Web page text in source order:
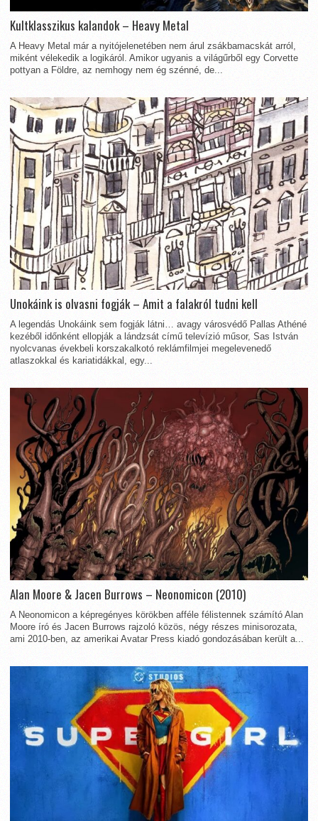
Kultklasszikus kalandok – Heavy Metal
A Heavy Metal már a nyitójelenetében nem árul zsákbamacskát arról,
miként vélekedik a logikáról. Amikor ugyanis a világűrből egy Corvette
pottyan a Földre, az nemhogy nem ég szénné, de...
Unokáink is olvasni fogják – Amit a falakról tudni kell
A legendás Unokáink sem fogják látni… avagy városvédő Pallas Athéné
kezéből időnként ellopják a lándzsát című televízió műsor, Sas István
nyolcvanas évekbeli korszakalkotó reklámfilmjei megelevenedő
atlaszokkal és kariatidákkal, egy...
Alan Moore & Jacen Burrows – Neonomicon (2010)
A Neonomicon a képregényes körökben afféle félistennek számító Alan
Moore író és Jacen Burrows rajzoló közös, négy részes minisorozata,
ami 2010-ben, az amerikai Avatar Press kiadó gondozásában került a...